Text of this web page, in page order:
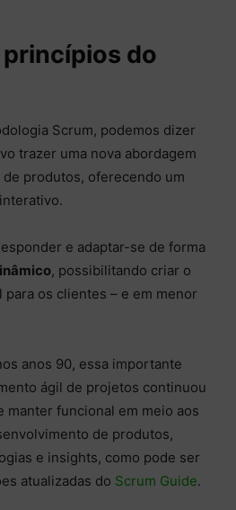
princípios do
Scrum, podemos dizer
trazer uma nova abordagem
produtos, oferecendo um
e adaptar-se de forma
, possibilitando criar o
os clientes – e em menor
anos 90, essa importante
ágil de projetos continuou
manter funcional em meio aos
de produtos,
e insights, como pode ser
atualizadas do Scrum Guide.